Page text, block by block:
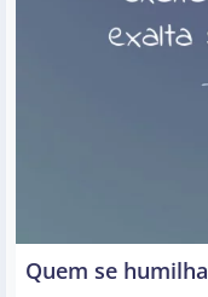
Quem se humilha